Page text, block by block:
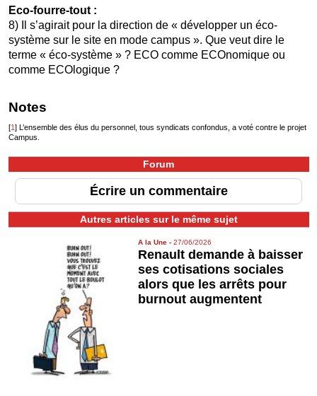
Eco-fourre-tout :
8) Il s’agirait pour la direction de « développer un éco-
système sur le site en mode campus ». Que veut dire le
terme « éco-système » ? ECO comme ECOnomique ou
comme ECOlogique ?
Notes
[1] L’ensemble des élus du personnel, tous syndicats confondus, a voté contre le projet
Campus.
Forum
Écrire un commentaire
Autres articles sur le même sujet
A la Une -27/06/2026
Renault demande à baisser
ses cotisations sociales
alors que les arrêts pour
burnout augmentent